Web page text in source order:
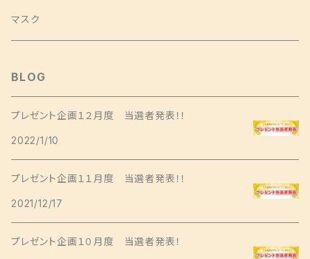
チュニック
タックワンピース
キャミソールワンピース
Aラインワンピース
その他ワンピース
ベスト
長袖
ジャケット
コート
パンツ
ラウンドポーチ
印鑑ケース
日傘
ツイリー
Mサイズ
テーブルセンター
Sサイズ
Mサイズ
Lサイズ
ショートサイズ
ミドルサイズ
ロングサイズ
コースター
マスク
BLOG
プレゼント企画１２月度 当選者発表！！
2022/1/10
プレゼント企画１１月度 当選者発表！！
2021/12/17
プレゼント企画１０月度 当選者発表！